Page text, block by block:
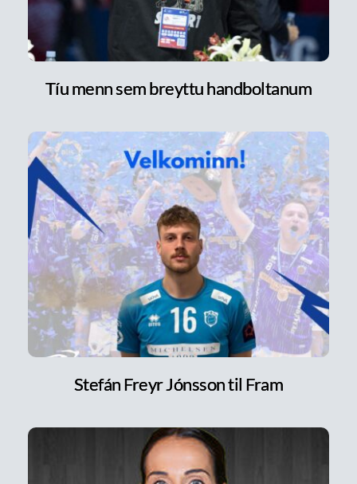
Tíu menn sem breyttu handboltanum
Stefán Freyr Jónsson til Fram